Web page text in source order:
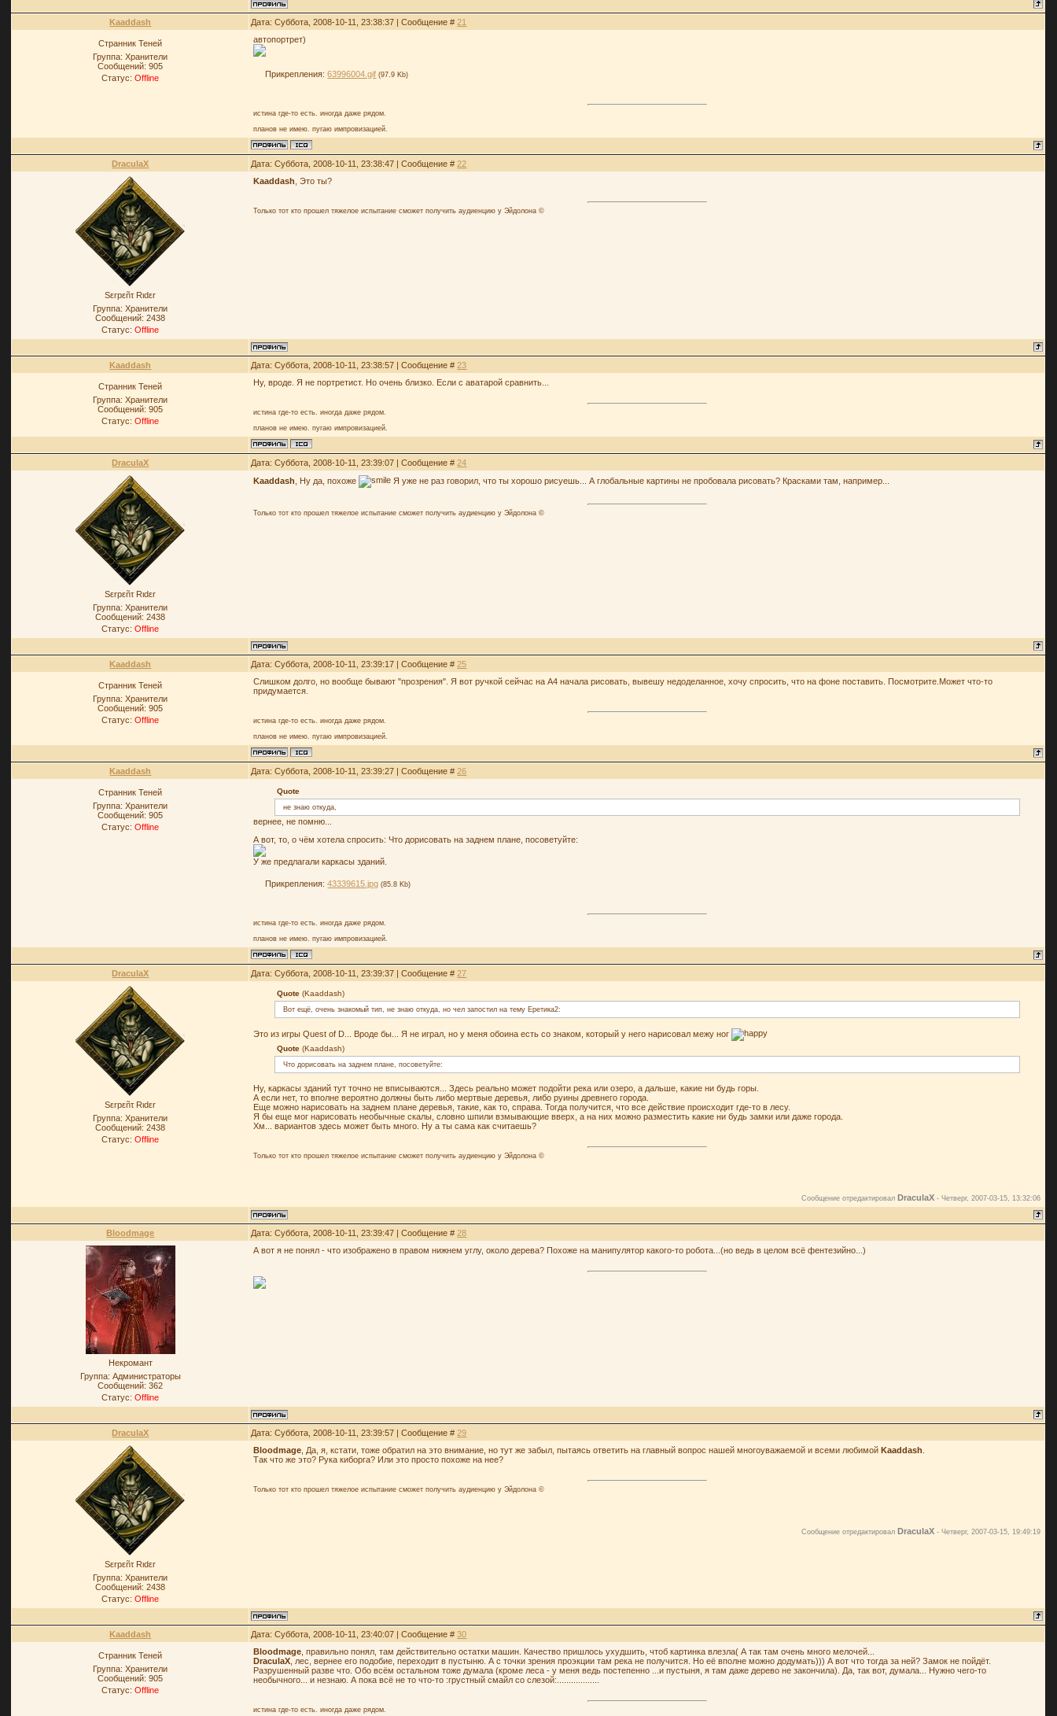
Kaaddash Дата: Суббота, 2008-10-11, 23:38:37 | Сообщение #21
Странник Теней
Группа: Хранители
Сообщений:905
Статус:Offline
автопортрет)
Прикрепления:63996004.gif (97.9 Kb)
истина где-то есть. иногда даже рядом.
планов не имею. пугаю импровизацией.
DraculaX Дата: Суббота, 2008-10-11, 23:38:47 | Сообщение #22
Sεrpεñτ Rιdεr
Группа: Хранители
Сообщений:2438
Статус:Offline
Kaaddash , Это ты?
Только тот кто прошел тяжелое испытание сможет получить аудиенцию у Эйдолона ©
Kaaddash Дата: Суббота, 2008-10-11, 23:38:57 | Сообщение #23
Странник Теней
Группа: Хранители
Сообщений:905
Статус:Offline
Ну, вроде. Я не портретист. Но очень близко. Если с аватарой сравнить...
истина где-то есть. иногда даже рядом.
планов не имею. пугаю импровизацией.
DraculaX Дата: Суббота, 2008-10-11, 23:39:07 | Сообщение #24
Sεrpεñτ Rιdεr
Группа: Хранители
Сообщений:2438
Статус:Offline
Kaaddash , Ну да, похоже Я уже не раз говорил, что ты хорошо рисуешь... А глобальные картины не пробовала рисовать? Красками там, например...
Только тот кто прошел тяжелое испытание сможет получить аудиенцию у Эйдолона ©
Kaaddash Дата: Суббота, 2008-10-11, 23:39:17 | Сообщение #25
Странник Теней
Группа: Хранители
Сообщений:905
Статус:Offline
Слишком долго, но вообще бывают "прозрения". Я вот ручкой сейчас на А4 начала рисовать, вывешу недоделанное, хочу спросить, что на фоне поставить. Посмотрите.Может что-то
придумается.
истина где-то есть. иногда даже рядом.
планов не имею. пугаю импровизацией.
Kaaddash Дата: Суббота, 2008-10-11, 23:39:27 | Сообщение #26
Странник Теней
Группа: Хранители
Сообщений:905
Статус:Offline
Quote
не знаю откуда,
вернее, не помню...
А вот, то, о чём хотела спросить: Что дорисовать на заднем плане, посоветуйте:
У же предлагали каркасы зданий.
Прикрепления:43339615.jpg (85.8 Kb)
истина где-то есть. иногда даже рядом.
планов не имею. пугаю импровизацией.
DraculaX Дата: Суббота, 2008-10-11, 23:39:37 | Сообщение #27
Sεrpεñτ Rιdεr
Группа: Хранители
Сообщений:2438
Статус:Offline
Quote(Kaaddash)
Вот ещё, очень знакомый тип, не знаю откуда, но чел запостил на тему Еретика2:
Это из игры Quest of D... Вроде бы... Я не играл, но у меня обоина есть со знаком, который у него нарисовал межу ног
Quote(Kaaddash)
Что дорисовать на заднем плане, посоветуйте:
Ну, каркасы зданий тут точно не вписываются... Здесь реально может подойти река или озеро, а дальше, какие ни будь горы.
А если нет, то вполне вероятно должны быть либо мертвые деревья, либо руины древнего города.
Еще можно нарисовать на заднем плане деревья, такие, как то, справа. Тогда получится, что все действие происходит где-то в лесу.
Я бы еще мог нарисовать необычные скалы, словно шпили взмывающие вверх, а на них можно разместить какие ни будь замки или даже города.
Хм... вариантов здесь может быть много. Ну а ты сама как считаешь?
Только тот кто прошел тяжелое испытание сможет получить аудиенцию у Эйдолона ©
Сообщение отредактировал DraculaX -Четверг, 2007-03-15, 13:32:06
Bloodmage Дата: Суббота, 2008-10-11, 23:39:47 | Сообщение #28
Некромант
Группа: Администраторы
Сообщений:362
Статус:Offline
А вот я не понял - что изображено в правом нижнем углу, около дерева? Похоже на манипулятор какого-то робота...(но ведь в целом всё фентезийно...)
DraculaX Дата: Суббота, 2008-10-11, 23:39:57 | Сообщение #29
Sεrpεñτ Rιdεr
Группа: Хранители
Сообщений:2438
Статус:Offline
Bloodmage , Да, я, кстати, тоже обратил на это внимание, но тут же забыл, пытаясь ответить на главный вопрос нашей многоуважаемой и всеми любимойKaaddash
Так что же это? Рука киборга? Или это просто похоже на нее?
Только тот кто прошел тяжелое испытание сможет получить аудиенцию у Эйдолона ©
Сообщение отредактировал DraculaX -Четверг, 2007-03-15, 19:49:19
Kaaddash Дата: Суббота, 2008-10-11, 23:40:07 | Сообщение #30
Странник Теней
Группа: Хранители
Сообщений:905
Статус:Offline
Bloodmage , правильно понял, там действительно остатки машин. Качество пришлось ухудшить, чтоб картинка влезла( А так там очень много мелочей...
DraculaX , лес, вернее его подобие, переходит в пустыню. А с точки зрения проэкции там река не получится. Но её вполне можно додумать))) А вот что тогда за ней? Замок не пойдёт.
Разрушенный разве что. Обо всём остальном тоже думала (кроме леса - у меня ведь постепенно ...и пустыня, я там даже дерево не закончила). Да, так вот, думала... Нужно чего-то
необычного... и незнаю. А пока всё не то что-то :грустный смайл со слезой:..................
истина где-то есть. иногда даже рядом.